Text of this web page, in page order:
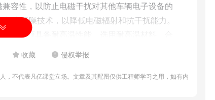
容性，以防止电磁干扰对其他车辆电子设备的
和降噪技术，以降低电磁辐射和抗干扰能力。
必须具备耐高温性能。选用耐高温材料、合
统进行数据交互。因此，设计中要考虑
收藏 侵权举报
，不代表凡亿课堂立场。文章及其配图仅供工程师学习之用，如有内